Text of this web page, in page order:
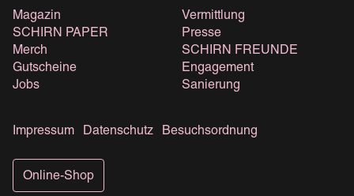
Magazin
SCHIRN PAPER
Merch
Gutscheine
Jobs
Vermittlung
Presse
SCHIRN FREUNDE
Engagement
Sanierung
Impressum Datenschutz Besuchsordnung
Online-Shop